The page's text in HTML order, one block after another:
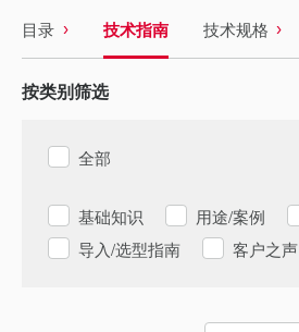
目录 技术指南 技术规格
按类别筛选
全部
基础知识 用途/案例
导入/选型指南
客户之声